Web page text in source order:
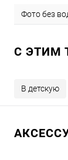
Фото без
C ЭТИМ
В детскую